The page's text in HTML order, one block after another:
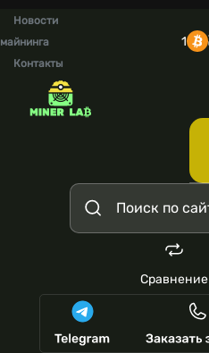
Новости
майнинга
Контакты
1
Сравнение